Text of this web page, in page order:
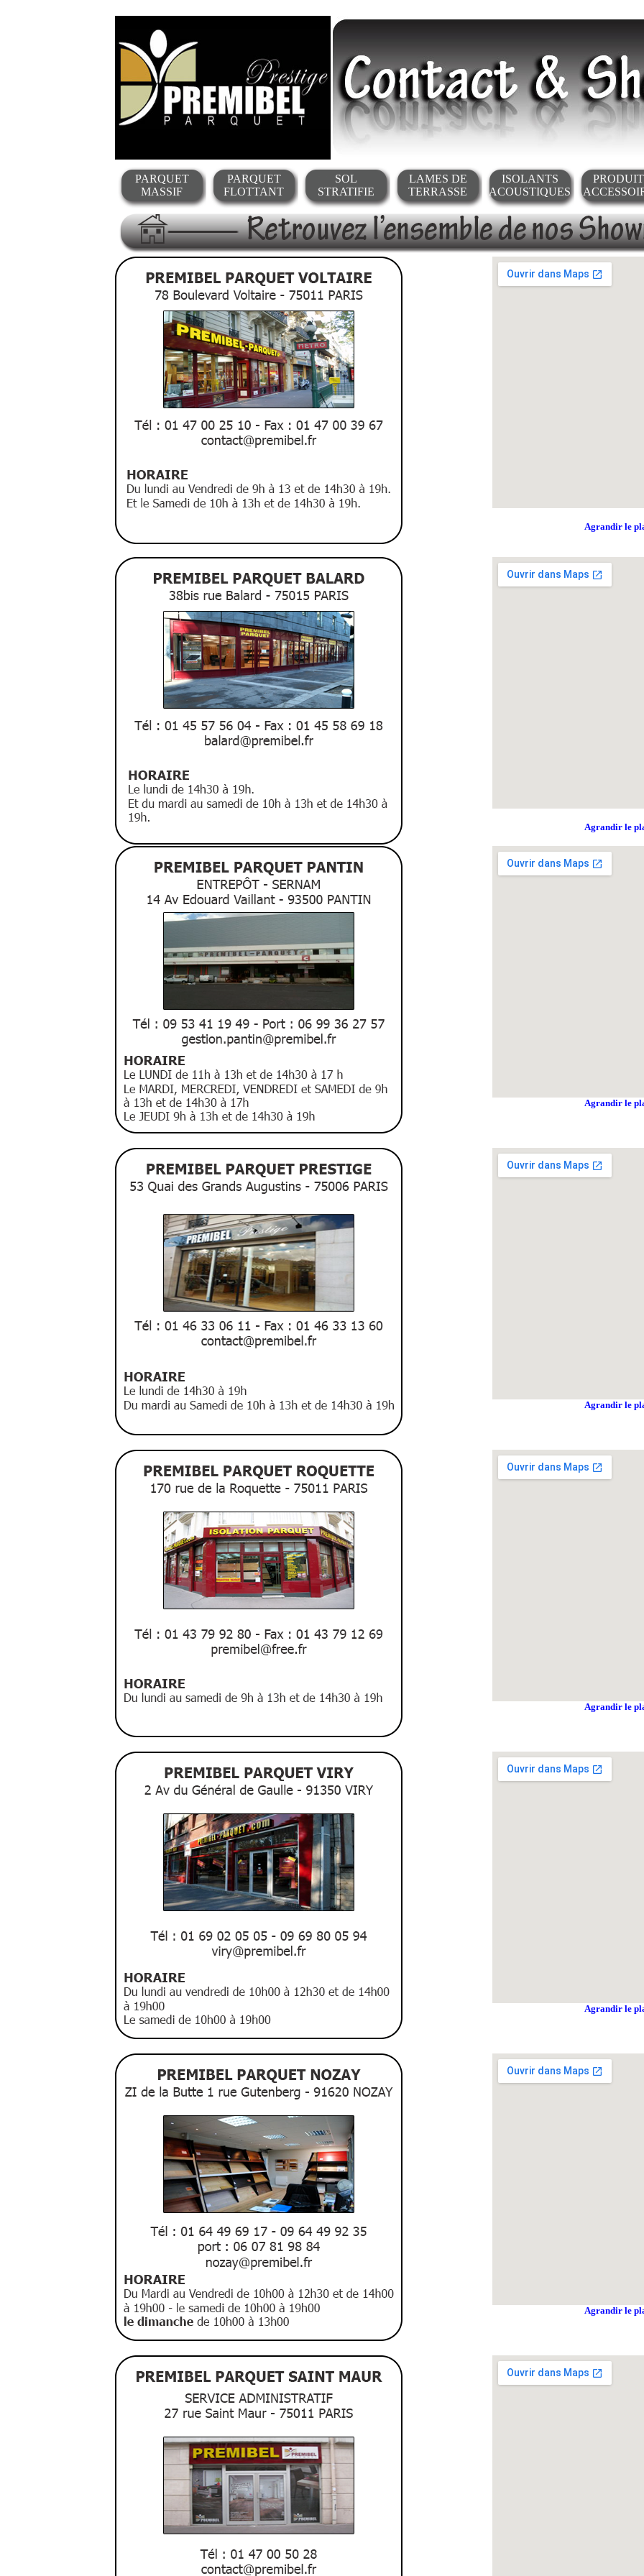
PARQUET
MASSIF
PARQUET
FLOTTANT
SOL
STRATIFIE
LAMES DE
TERRASSE
ISOLANTS
ACOUSTIQUES
Agrandir le
Agrandir le
Agrandir le
Agrandir le
Agrandir le
Agrandir le
Agrandir le